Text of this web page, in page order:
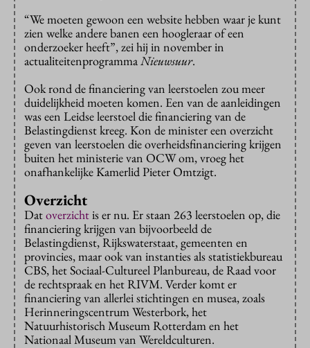
“We moeten gewoon een website hebben waar je kunt
zien welke andere banen een hoogleraar of een
onderzoeker heeft”, zei hij in november in
actualiteitenprogrammaNieuwsuur.
Ook rond de financiering van leerstoelen zou meer
duidelijkheid moeten komen. Een van de aanleidingen
was een Leidse leerstoel die financiering van de
Belastingdienst kreeg. Kon de minister een overzicht
geven van leerstoelen die overheidsfinanciering krijgen
buiten het ministerie van OCW om, vroeg het
onafhankelijke Kamerlid Pieter Omtzigt.
Overzicht
Datoverzichtis er nu. Er staan 263 leerstoelen op, die
financiering krijgen van bijvoorbeeld de
Belastingdienst, Rijkswaterstaat, gemeenten en
provincies, maar ook van instanties als statistiekbureau
CBS, het Sociaal-Cultureel Planbureau, de Raad voor
de rechtspraak en het RIVM. Verder komt er
financiering van allerlei stichtingen en musea, zoals
Herinneringscentrum Westerbork, het
Natuurhistorisch Museum Rotterdam en het
Nationaal Museum van Wereldculturen.